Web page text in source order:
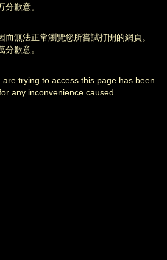
歉意。
無法正常瀏覽您所嘗試打開的網頁。
歉意。
trying to access this page has been
any inconvenience caused.